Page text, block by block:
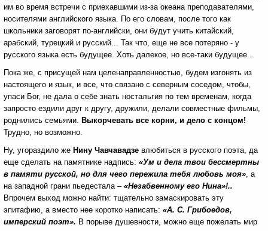
им во время встречи с приехавшими из-за океана преподавателями,
носителями английского языка. По его словам, после того как
школьники заговорят по-английски, они будут учить китайский,
арабский, турецкий и русский... Так что, еще не все потеряно - у
русского языка есть будущее. Хоть далекое, но все-таки будущее...
Пока же, с присущей нам целенаправленностью, будем изгонять из
настоящего и язык, и все, что связано с северным соседом, чтобы,
упаси Бог, не дала о себе знать ностальгия по тем временам, когда
запросто ездили друг к другу, дружили, делали совместные фильмы,
роднились семьями. Выкорчевать все корни, и дело с концом!
Трудно, но возможно.
Ну, угораздило же Нину Чавчавадзе влюбиться в русского поэта, да
еще сделать на памятнике надпись: «Ум и дела твои бессмертны
в памяти русской, но для чего пережила тебя любовь моя», а
на западной грани пьедестала – «Незабвенному его Нина»!..
Впрочем выход можно найти: тщательно замаскировать эту
эпитафию, а вместо нее коротко написать: «А. С. Грибоедов,
имперский поэт». В порыве душевности, можно еще пожелать мир